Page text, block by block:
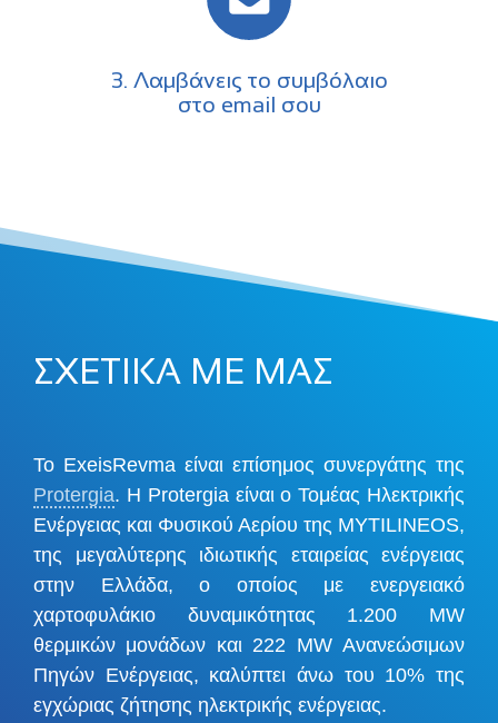
3. Λαμβάνεις το συμβόλαιο
στο email σου
ΣΧΕΤΙΚΑ ΜΕ ΜΑΣ
Το ExeisRevma είναι επίσημος συνεργάτης της
Protergia. Η Protergia είναι ο Τομέας Ηλεκτρικής
Ενέργειας και Φυσικού Αερίου της MYTILINEOS,
της μεγαλύτερης ιδιωτικής εταιρείας ενέργειας
στην Ελλάδα, ο οποίος με ενεργειακό
χαρτοφυλάκιο δυναμικότητας 1.200 MW
θερμικών μονάδων και 222 MW Ανανεώσιμων
Πηγών Ενέργειας, καλύπτει άνω του 10% της
εγχώριας ζήτησης ηλεκτρικής ενέργειας.